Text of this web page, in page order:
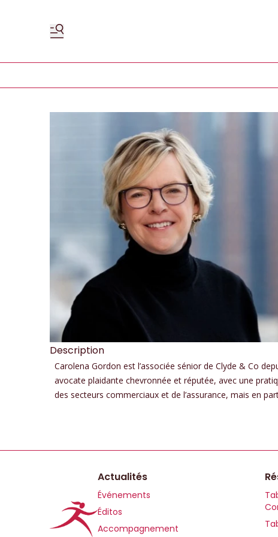
Description
Carolena Gordon est l’associée sénior de Clyde & Co
avocate plaidante chevronnée et réputée, avec une
des secteurs commerciaux et de l’assurance, mais en
Actualités
Événements
Éditos
Accompagnement